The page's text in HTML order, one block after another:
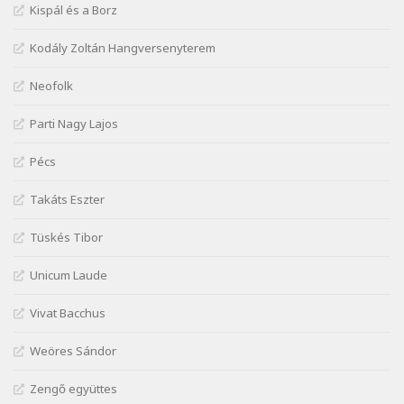
Szélkiáltó
Szélkiáltó
József Attila: Mióta elmentél
József Attila: Ne bántsda gyönge nőt
Szélkiáltó
Szélkiáltó
József Attila: Szerelmesvers
József Attila: Tószunnyadó
Szélkiáltó
Kispál és a Borz
Kodály Zoltán Hangversenyterem
Neofolk
Parti Nagy Lajos
Pécs
Takáts Eszter
Tüskés Tibor
Unicum Laude
Vivat Bacchus
Weöres Sándor
Zengő együttes